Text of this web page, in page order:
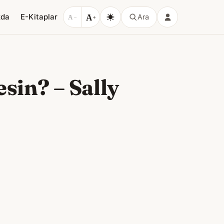
E-Kitaplar A − A+ Ara
– Sally